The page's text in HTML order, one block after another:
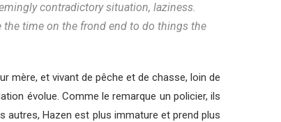
contradictory situation, laziness.
time on the frond end to do things the
mère, et vivant de pêche et de chasse, loin de
évolue. Comme le remarque un policier, ils
autres, Hazen est plus immature et prend plus